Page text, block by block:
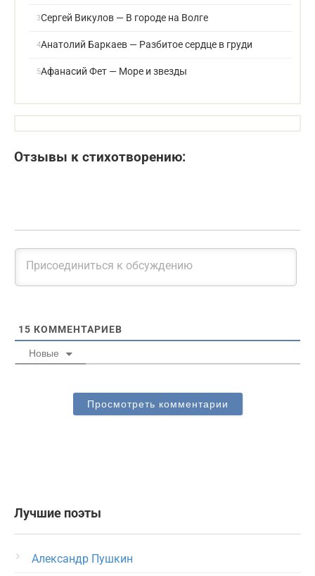
Сергей Викулов — В городе на Волге
Анатолий Баркаев — Разбитое сердце в груди
Афанасий Фет — Море и звезды
Отзывы к стихотворению:
15 КОММЕНТАРИЕВ
Новые
Просмотреть комментарии
Лучшие поэты
Александр Пушкин